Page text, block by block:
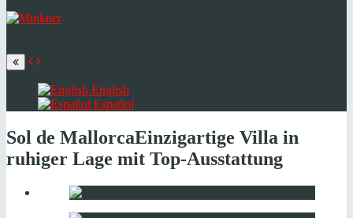
language
English
Español
Sol de MallorcaEinzigartige Villa in
ruhiger Lage mit Top-Ausstattung